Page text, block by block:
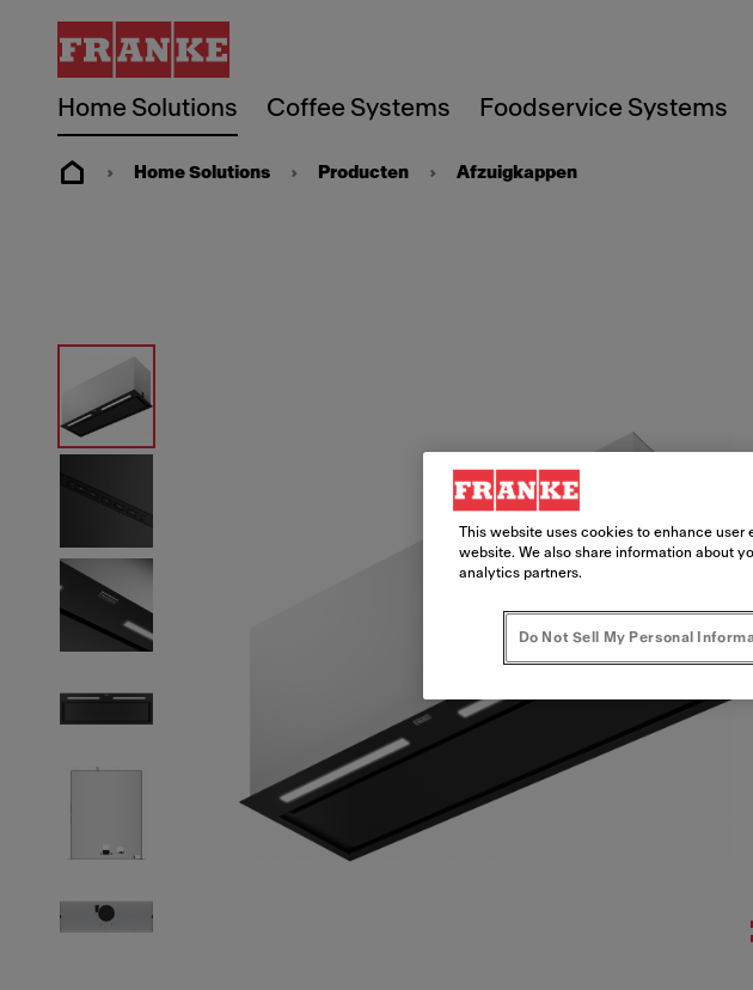
Home Solutions Coffee Systems Foodservice Systems
Home Solutions Producten Afzuigkappen
This website uses cookies to enhance
website. We also share information about
analytics partners.
Do Not Sell My Personal